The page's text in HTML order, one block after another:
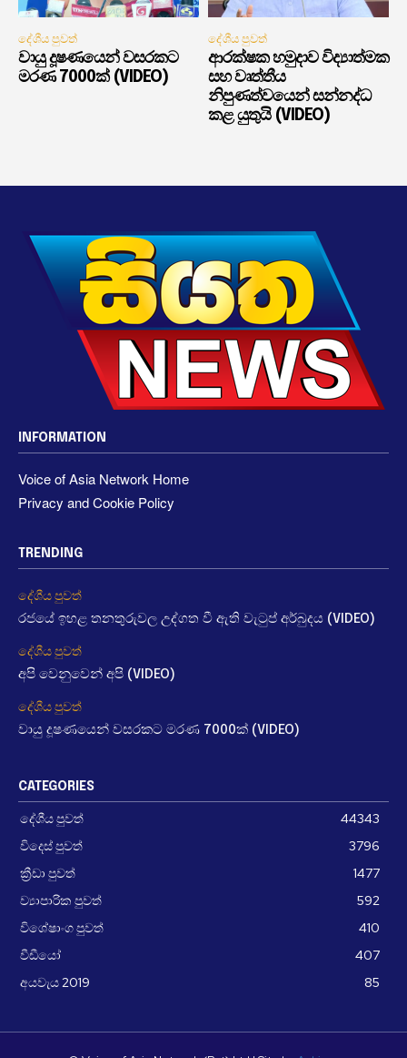
දේශීය පුවත්
වායු දූෂණයෙන් වසරකට
මරණ 7000ක් (VIDEO)
දේශීය පුවත්
ආරක්ෂක හමුදාව විද්‍යාත්මක
සහ වෘත්තීය
නිපුණත්වයෙන් සන්නද්ධ
කළ යුතුයි (VIDEO)
INFORMATION
Voice of Asia Network Home
Privacy and Cookie Policy
TRENDING
දේශීය පුවත්
රජයේ ඉහළ තනතුරුවල උද්ගත වී ඇති වැටුප් අර්බුදය (VIDEO)
දේශීය පුවත්
අපි වෙනුවෙන් අපි (VIDEO)
දේශීය පුවත්
වායු දූෂණයෙන් වසරකට මරණ 7000ක් (VIDEO)
CATEGORIES
දේශීය පුවත්
44343
විදෙස් පුවත්
3796
ක්‍රීඩා පුවත්
1477
ව්‍යාපාරික පුවත්
592
විශේෂාංග පුවත්
410
වීඩීයෝ
407
අයවැය 2019
85